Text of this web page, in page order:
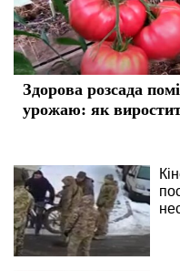
Здорова розсада
урожаю: як